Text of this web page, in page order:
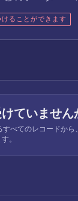
ることができます
ていません
べてのレコードから
。